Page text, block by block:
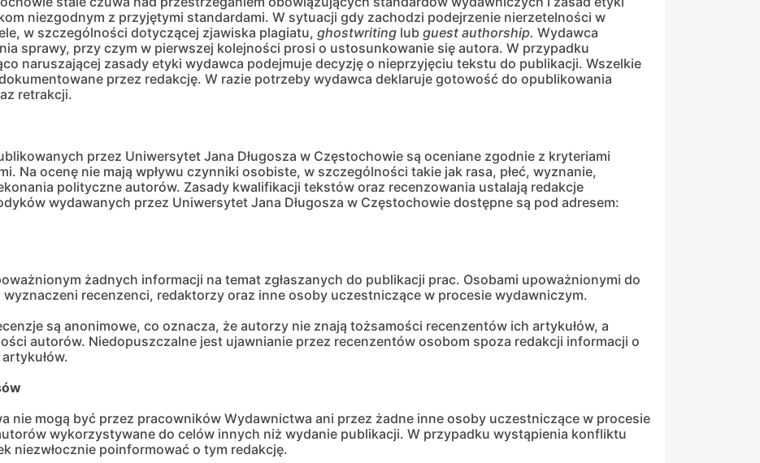
niezgodnym z przyjętymi standardami. W sytuacji gdy zachodzi podejrzenie nierzetelności w
w szczególności dotyczącej zjawiska plagiatu, ghostwriting lub guest authorship. Wydawca
sprawy, przy czym w pierwszej kolejności prosi o ustosunkowanie się autora. W przypadku
naruszającej zasady etyki wydawca podejmuje decyzję o nieprzyjęciu tekstu do publikacji. Wszelkie
przez redakcję. W razie potrzeby wydawca deklaruje gotowość do opublikowania
retrakcji.
przez Uniwersytet Jana Długosza w Częstochowie są oceniane zgodnie z kryteriami
Na ocenę nie mają wpływu czynniki osobiste, w szczególności takie jak rasa, płeć, wyznanie,
polityczne autorów. Zasady kwalifikacji tekstów oraz recenzowania ustalają redakcje
wydawanych przez Uniwersytet Jana Długosza w Częstochowie dostępne są pod adresem:
żadnych informacji na temat zgłaszanych do publikacji prac. Osobami upoważnionymi do
recenzenci, redaktorzy oraz inne osoby uczestniczące w procesie wydawniczym.
są anonimowe, co oznacza, że autorzy nie znają tożsamości recenzentów ich artykułów, a
autorów. Niedopuszczalne jest ujawnianie przez recenzentów osobom spoza redakcji informacji o
nie mogą być przez pracowników Wydawnictwa ani przez żadne inne osoby uczestniczące w procesie
wykorzystywane do celów innych niż wydanie publikacji. W przypadku wystąpienia konfliktu
niezwłocznie poinformować o tym redakcję.